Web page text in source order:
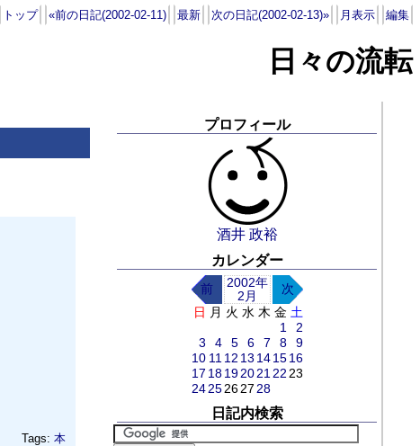
トップ «前の日記(2002-02-11) 最新 次の日記(2002-02-13)» 月表示 編集
日々の流転
Tags: 本
プロフィール
酒井 政裕
カレンダー
前
2002年
2月
次
日 月 火 水 木 金 土
1
2
3
4 5 6 7 8
9
10 11 12 13 14 15 16
17 18 19 20 21 22 23
24 25 26 27 28
日記内検索